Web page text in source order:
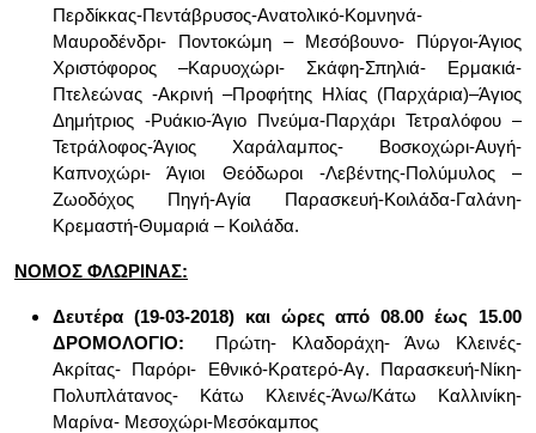
Περδίκκας-Πεντάβρυσος-Ανατολικό-Κομνηνά-
Μαυροδένδρι- Ποντοκώμη – Μεσόβουνο- Πύργοι-Άγιος
Χριστόφορος –Καρυοχώρι- Σκάφη-Σπηλιά- Ερμακιά-
Πτελεώνας -Ακρινή –Προφήτης Ηλίας (Παρχάρια)–Άγιος
Δημήτριος -Ρυάκιο-Άγιο Πνεύμα-Παρχάρι Τετραλόφου –
Τετράλοφος-Άγιος Χαράλαμπος- Βοσκοχώρι-Αυγή-
Καπνοχώρι- Άγιοι Θεόδωροι -Λεβέντης-Πολύμυλος –
Ζωοδόχος Πηγή-Αγία Παρασκευή-Κοιλάδα-Γαλάνη-
Κρεμαστή-Θυμαριά – Κοιλάδα.
ΝΟΜΟΣ ΦΛΩΡΙΝΑΣ:
Δευτέρα (19-03-2018) και ώρες από 08.00 έως 15.00
ΔΡΟΜΟΛΟΓΙΟ:
Πρώτη- Κλαδοράχη- Άνω Κλεινές-
Ακρίτας- Παρόρι- Εθνικό-Κρατερό-Αγ. Παρασκευή-Νίκη-
Πολυπλάτανος- Κάτω Κλεινές-Άνω/Κάτω Καλλινίκη-
Μαρίνα- Μεσοχώρι-Μεσόκαμπος